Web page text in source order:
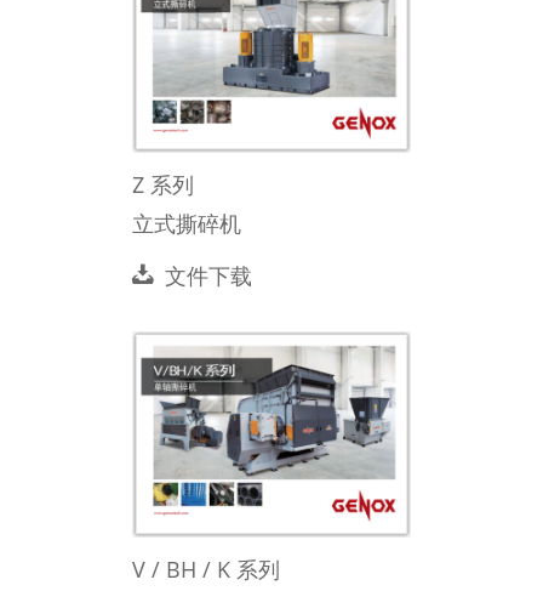
Z 系列
立式撕碎机
文件下载
V / BH / K 系列